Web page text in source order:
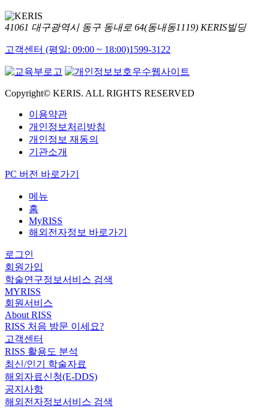
41061 대구광역시 동구 동내로 64(동내동1119) KERIS빌딩
고객센터 (평일: 09:00 ~ 18:00)1599-3122
Copyright© KERIS. ALL RIGHTS RESERVED
이용약관
개인정보처리방침
개인정보 재동의
기관소개
PC 버전 바로가기
메뉴
홈
MyRISS
해외전자정보 바로가기
로그인
회원가입
학술연구정보서비스 검색
MYRISS
회원서비스
About RISS
RISS 처음 방문 이세요?
고객센터
RISS 활용도 분석
최신/인기 학술자료
해외자료신청(E-DDS)
공지사항
해외전자정보서비스 검색